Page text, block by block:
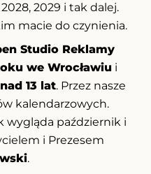
2029 i tak dalej.
macie do czynienia.
Studio Reklamy
we Wrocławiu i
13 lat. Przez nasze
kalendarzowych.
wygląda październik i
i Prezesem
.